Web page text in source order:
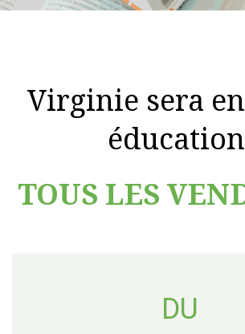
Virginie sera
éducation
TOUS LES
DU